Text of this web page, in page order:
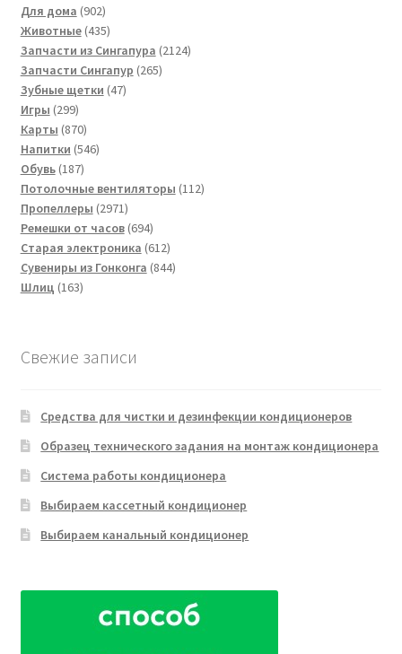
Для дома 902902
товара
Животные 435435
товаров
Запчасти из Сингапура 21242124
Запчасти Сингапур 265265
Зубные щетки 4747
Игры 299299
товаров
Карты 870870
товаров
Напитки 546546
Обувь 187187
товаров
Потолочные вентиляторы 112112
Пропеллеры 29712971
товар
Ремешки от часов 694694
товара
Старая электроника 612612
товаров
Сувениры из Гонконга 844844
Шлиц 163163
Свежие записи
Средства для чистки и дезинфекции кондиционеров
Образец технического задания на монтаж кондиционера
Система работы кондиционера
Выбираем кассетный кондиционер
Выбираем канальный кондиционер